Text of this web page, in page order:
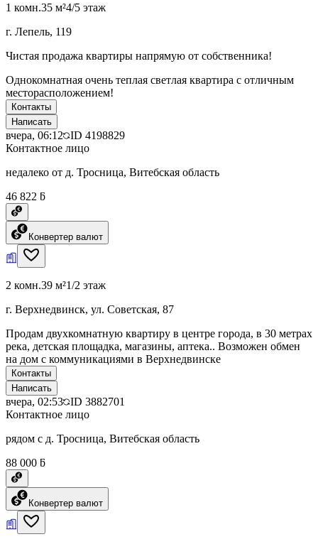
1 комн.35 м²4/5 этаж
г. Лепель, 119
Чистая продажа квартиры напрямую от собственника!
Однокомнатная очень теплая светлая квартира с отличным
месторасположением!
Контакты
Написать
вчера, 06:12 ID 4198829
Контактное лицо
недалеко от д. Тросница, Витебская область
46 822 ƃ
Конвертер валют
2 комн.39 м²1/2 этаж
г. Верхнедвинск, ул. Советская, 87
Продам двухкомнатную квартиру в центре города, в 30 метрах
река, детская площадка, магазины, аптека.. Возможен обмен
на дом с коммуникациями в Верхнедвинске
Контакты
Написать
вчера, 02:53 ID 3882701
Контактное лицо
рядом с д. Тросница, Витебская область
88 000 ƃ
Конвертер валют